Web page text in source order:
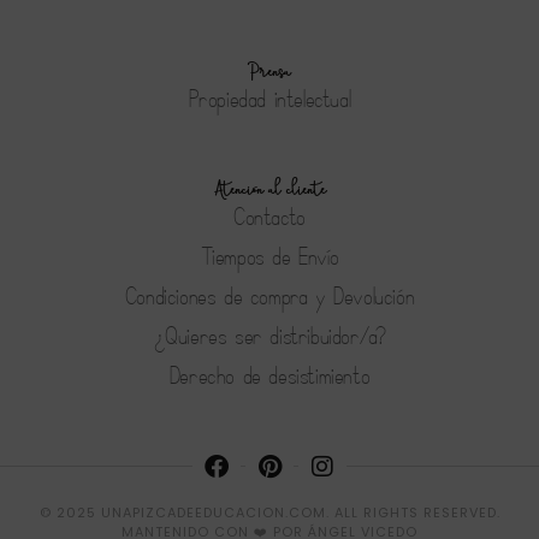
Prensa
Propiedad intelectual
Atención al cliente
Contacto
Tiempos de Envío
Condiciones de compra y Devolución
¿Quieres ser distribuidor/a?
Derecho de desistimiento
© 2025 UNAPIZCADEEDUCACION.COM. ALL RIGHTS RESERVED.
MANTENIDO CON ❤️ POR ÁNGEL VICEDO